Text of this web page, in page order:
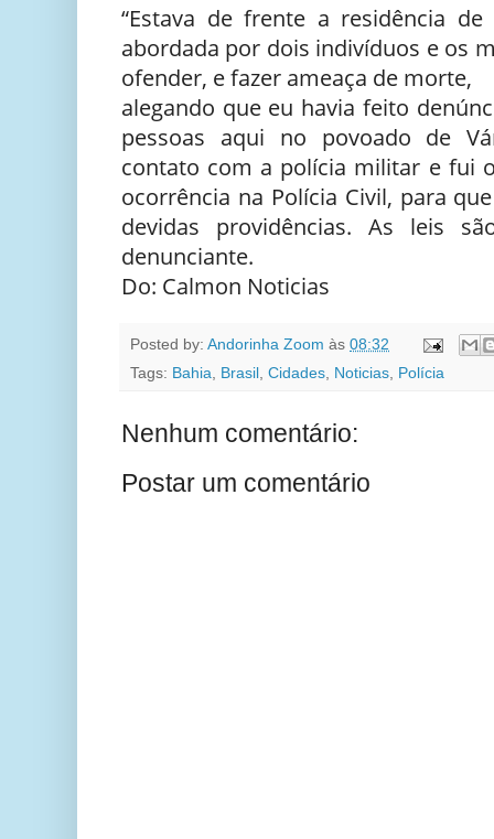
“Estava de frente a residência
abordada por dois indivíduos e os
ofender, e fazer ameaça de morte,
alegando que eu havia feito
pessoas aqui no povoado de
contato com a polícia militar e fui
ocorrência na Polícia Civil, para
devidas providências. As leis
denunciante.
Do: Calmon Noticias
Posted by: Andorinha Zoom às 08:32
Tags: Bahia, Brasil , Cidades, Noticias, Polícia
Nenhum comentário:
Postar um comentário